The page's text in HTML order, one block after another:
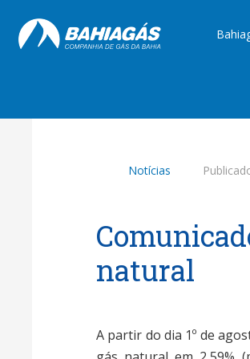
Notícias
natural
A partir do dia 1º de